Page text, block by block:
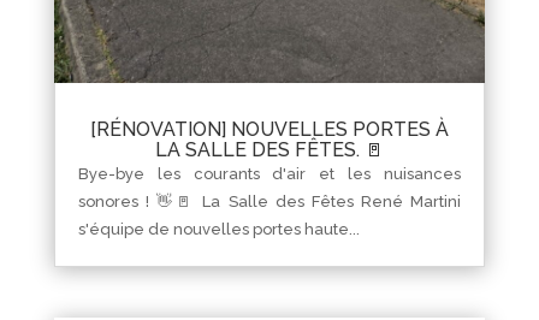
[RÉNOVATION] NOUVELLES PORTES À
LA SALLE DES FÊTES. 🚪
Bye-bye les courants d'air et les nuisances
sonores ! 👋🚪 La Salle des Fêtes René Martini
s'équipe de nouvelles portes haute...